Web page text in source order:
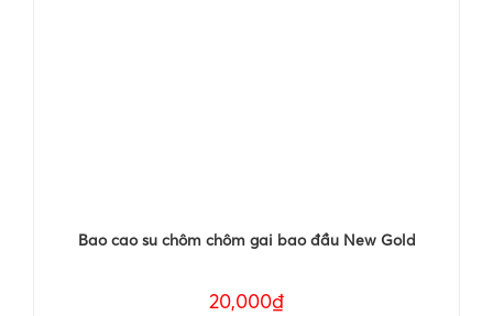
Bao cao su chôm chôm gai bao đầu New Gold
20,000₫